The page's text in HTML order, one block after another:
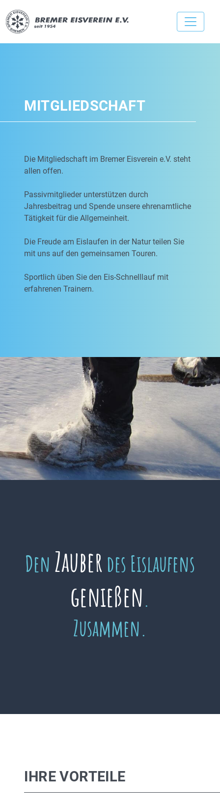
MITGLIEDSCHAFT
Die Mitgliedschaft im Bremer Eisverein e.V. steht
allen offen.
Passivmitglieder unterstützen durch
Jahresbeitrag und Spende unsere ehrenamtliche
Tätigkeit für die Allgemeinheit.
Die Freude am Eislaufen in der Natur teilen Sie
mit uns auf den gemeinsamen Touren.
Sportlich üben Sie den Eis-Schnelllauf mit
erfahrenen Trainern.
Den Zauber des Eislaufens
genießen.
Zusammen.
IHRE VORTEILE